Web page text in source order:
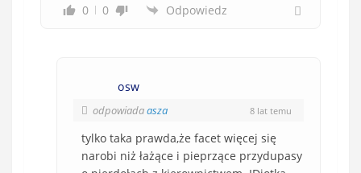
0 0 Odpowiedz
osw
odpowiadaasza 8 lat temu
tylko taka prawda,że facet więcej się
narobi niż łażące i pieprzące przydupasy